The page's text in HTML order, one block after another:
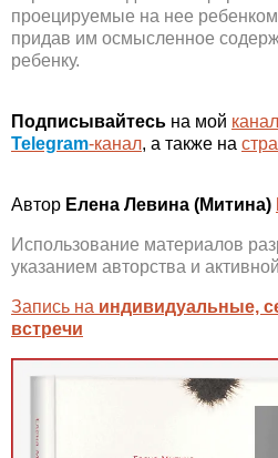
проецируемые на нее ребенком
придав им осмысленное
ребенку.
Подписывайтесь на мой
Telegram-канал, а также на
Автор Елена Левина (Митина)
Использование материалов
указанием авторства и
Запись на индивидуальные,
встречи